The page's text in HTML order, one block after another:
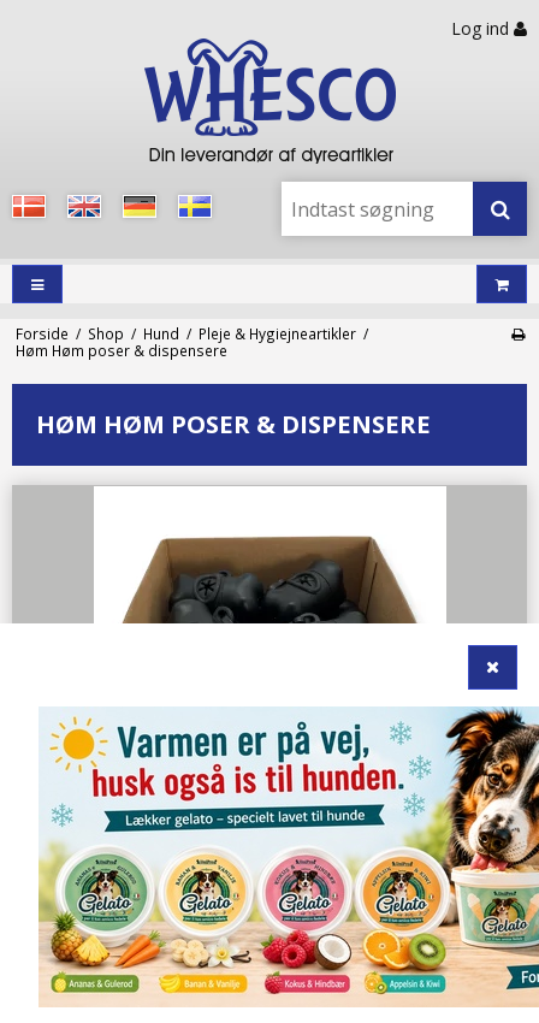
Log ind
Forside / Shop / Hund / Pleje & Hygiejneartikler /
Høm Høm poser & dispensere
HØM HØM POSER & DISPENSERE